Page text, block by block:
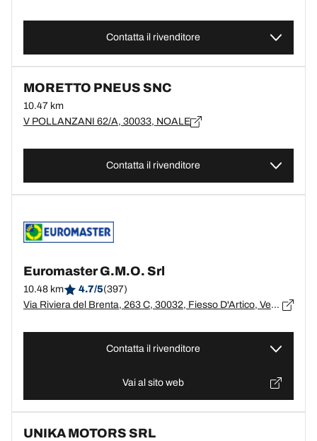
Contatta il rivenditore
MORETTO PNEUS SNC
10.47 km
V POLLANZANI 62/A, 30033, NOALE
Contatta il rivenditore
Euromaster G.M.O. Srl
10.48 km 4.7/5(397)
Via Riviera del Brenta, 263 C, 30032, Fiesso D'Artico, Venezia
Contatta il rivenditore
Vai al sito web
UNIKA MOTORS SRL